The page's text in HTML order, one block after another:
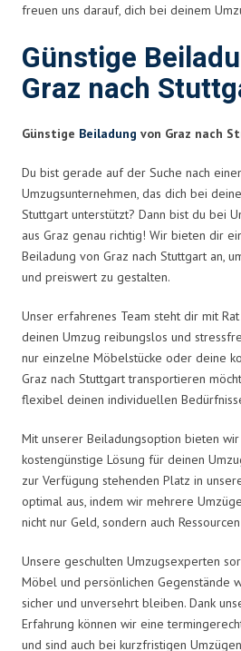
freuen uns darauf, dich bei deinem
Günstige
Graz nach
Günstige Beiladung von Graz nach
Du bist gerade auf der Suche nach
Umzugsunternehmen, das dich bei
Stuttgart unterstützt? Dann bist du bei
aus Graz genau richtig! Wir bieten dir
Beiladung von Graz nach Stuttgart an,
und preiswert zu gestalten.
Unser erfahrenes Team steht dir mit
deinen Umzug reibungslos und
nur einzelne Möbelstücke oder deine
Graz nach Stuttgart transportieren
flexibel deinen individuellen
Mit unserer Beiladungsoption bieten
kostengünstige Lösung für deinen
zur Verfügung stehenden Platz in
optimal aus, indem wir mehrere
nicht nur Geld, sondern auch
Unsere geschulten Umzugsexperten
Möbel und persönlichen Gegenstände
sicher und unversehrt bleiben. Dank
Erfahrung können wir eine
und sind auch bei kurzfristigen